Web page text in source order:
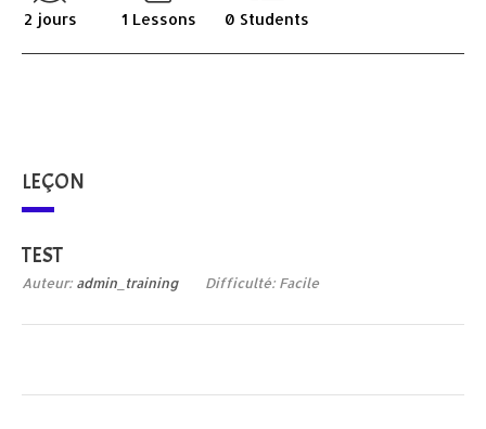
2 jours 1 Lessons 0 Students
LEÇON
TEST
Auteur: admin_training Difficulté: Facile